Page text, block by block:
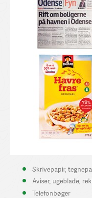
Skrivepapir, tegn
Aviser, ugeblade,
Telefonbøger